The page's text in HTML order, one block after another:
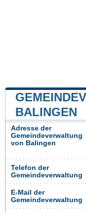
BALINGEN
Adresse der
Gemeindeverwaltung
von Balingen
Telefon der
Gemeindeverwaltung
E-Mail der
Gemeindeverwaltung